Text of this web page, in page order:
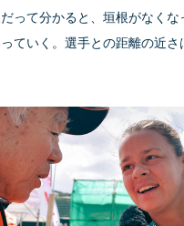
って分かると、垣根がなく
ていく。選手との距離の近さ